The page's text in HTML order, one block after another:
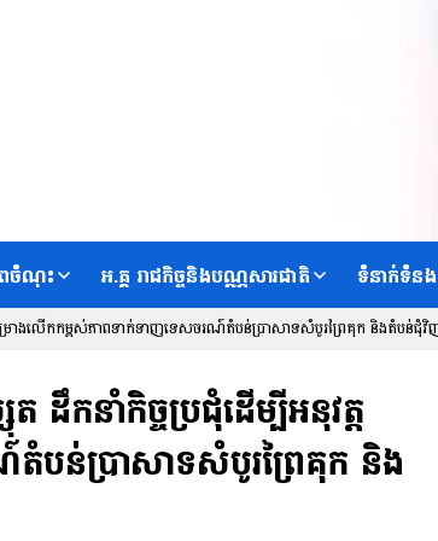
ពចំណុះ អ.គ្គ រាជកិច្ចនិងបណ្ណសារជាតិ ទំនាក់ទំនង
តគម្រោងលើកកម្ពស់ភាពទាក់ទាញទេសចរណ៍តំបន់ប្រាសាទសំបូរព្រៃគុក និងតំបន់ជុំ
ដឹកនាំកិច្ចប្រជុំដើម្បីអនុវត្ត
បន់ប្រាសាទសំបូរព្រៃគុក និង